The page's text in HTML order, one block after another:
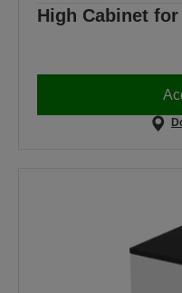
High Cabinet for